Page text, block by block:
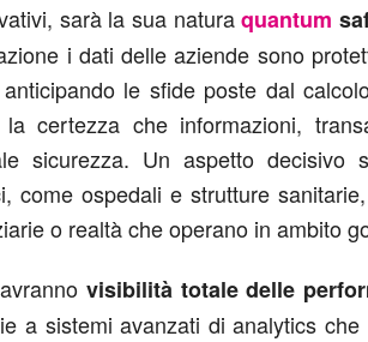
sarà la sua naturaquantum
i dati delle aziende sono
le sfide poste dal
certezza che informazioni,
sicurezza. Un aspetto decisivo
come ospedali e strutture
o realtà che operano in ambito
visibilità totale delle
a sistemi avanzati di analytics